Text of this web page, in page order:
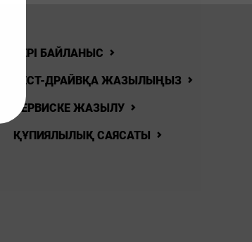
КЕРІ БАЙЛАНЫС
ТЕСТ-ДРАЙВҚА ЖАЗЫЛЫҢЫЗ
СЕРВИСКЕ ЖАЗЫЛУ
ҚҰПИЯЛЫЛЫҚ САЯСАТЫ